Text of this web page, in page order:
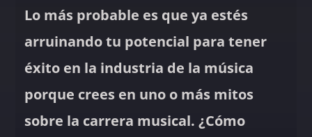
Lo más probable es que ya estés
arruinando tu potencial para tener
éxito en la industria de la música
porque crees en uno o más mitos
sobre la carrera musical. ¿Cómo